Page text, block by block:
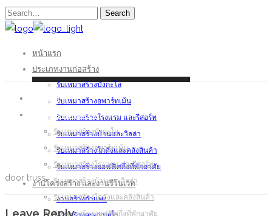
Search
หน้าแรก
ประเภทงานก่อสร้าง
รับเหมาสร้างบังกะโล
รับเหมาสร้างอพาร์ทเม้น
รับเหมาสร้างโรงแรม และรีสอร์ท
รับเหมาสร้างบ้านและวิลล่า
รับเหมาสร้างโกดังและคลังสินค้า
รับเหมาสร้างออฟฟิศกึ่งที่พักอาศัย
งานโครงสร้าง และงานรีโนเวท
งานสร้างกำแพง
หน้าแรก
ประเภทงานก่อสร้าง
รับเหมาสร้างบังกะโล
รับเหมาสร้างอพาร์ทเม้น
รับเหมาสร้างโรงแรม และรีสอร์ท
รับเหมาสร้างบ้านและวิลล่า
รับเหมาสร้างโกดังและคลังสินค้า
รับเหมาสร้างออฟฟิศกึ่งที่พักอาศัย
door truss